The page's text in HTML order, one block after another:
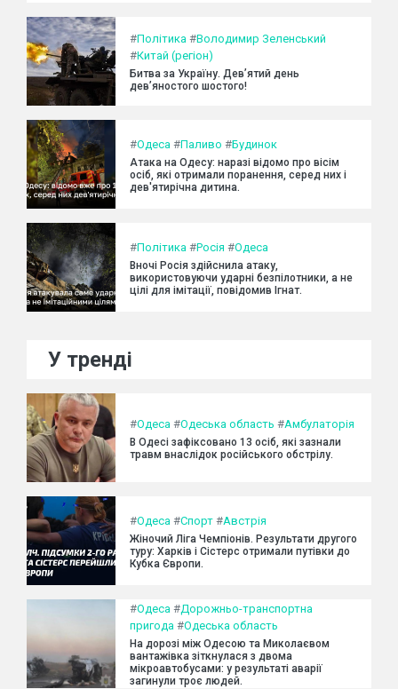
#Політика #Володимир Зеленський
#Китай (регіон)
Битва за Україну. Дев’ятий день
дев’яностого шостого!
#Одеса #Паливо #Будинок
Атака на Одесу: наразі відомо про вісім
осіб, які отримали поранення, серед них і
дев'ятирічна дитина.
#Політика #Росія #Одеса
Вночі Росія здійснила атаку,
використовуючи ударні безпілотники, а не
цілі для імітації, повідомив Ігнат.
У тренді
#Одеса #Одеська область #Амбулаторія
В Одесі зафіксовано 13 осіб, які зазнали
травм внаслідок російського обстрілу.
#Одеса #Спорт #Австрія
Жіночий Ліга Чемпіонів. Результати другого
туру: Харків і Сістерс отримали путівки до
Кубка Європи.
#Одеса #Дорожньо-транспортна
пригода #Одеська область
На дорозі між Одесою та Миколаєвом
вантажівка зіткнулася з двома
мікроавтобусами: у результаті аварії
загинули троє людей.